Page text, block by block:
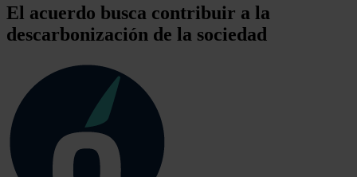
El acuerdo busca contribuir a la
descarbonización de la sociedad